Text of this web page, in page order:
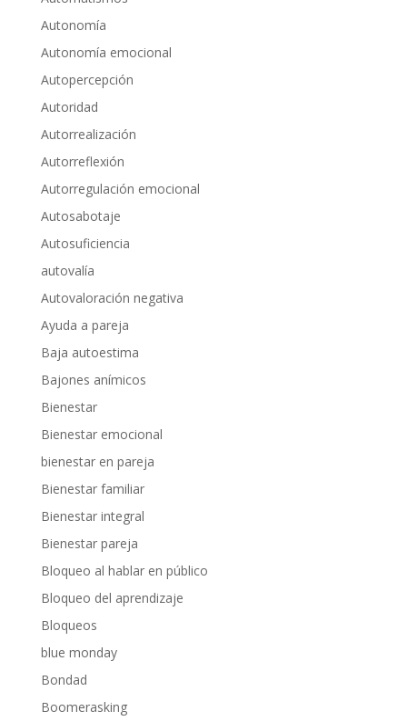
Autonomía
Autonomía emocional
Autopercepción
Autoridad
Autorrealización
Autorreflexión
Autorregulación emocional
Autosabotaje
Autosuficiencia
autovalía
Autovaloración negativa
Ayuda a pareja
Baja autoestima
Bajones anímicos
Bienestar
Bienestar emocional
bienestar en pareja
Bienestar familiar
Bienestar integral
Bienestar pareja
Bloqueo al hablar en público
Bloqueo del aprendizaje
Bloqueos
blue monday
Bondad
Boomerasking